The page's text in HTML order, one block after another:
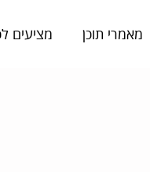
מאמרי תוכן מציעים